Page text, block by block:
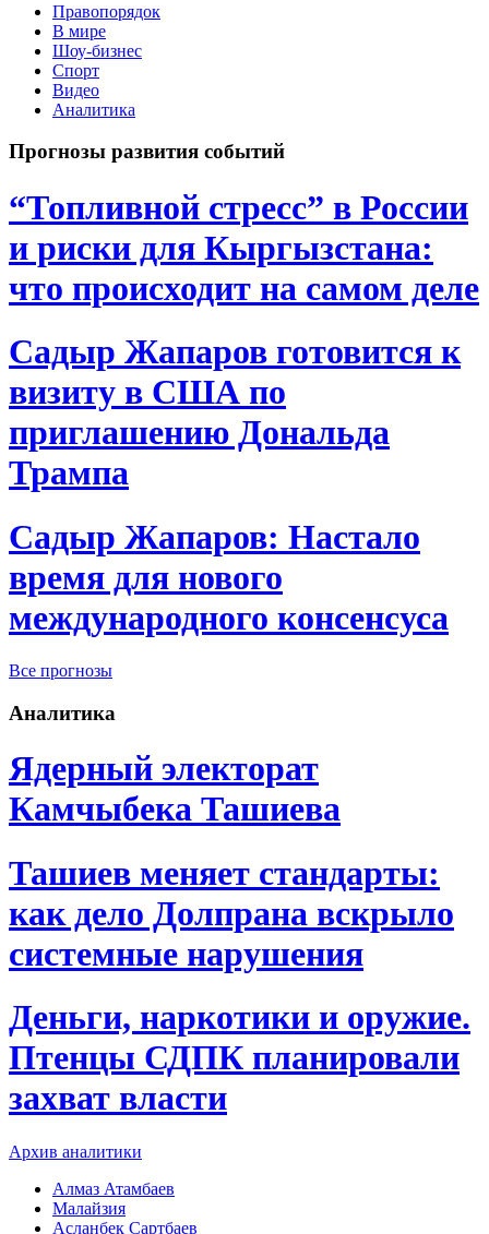
Правопорядок
В мире
Шоу-бизнес
Спорт
Видео
Аналитика
Прогнозы развития событий
“Топливной стресс” в России
и риски для Кыргызстана:
что происходит на самом деле
Садыр Жапаров готовится к
визиту в США по
приглашению Дональда
Трампа
Садыр Жапаров: Настало
время для нового
международного консенсуса
Все прогнозы
Аналитика
Ядерный электорат
Камчыбека Ташиева
Ташиев меняет стандарты:
как дело Долпрана вскрыло
системные нарушения
Деньги, наркотики и оружие.
Птенцы СДПК планировали
захват власти
Архив аналитики
Алмаз Атамбаев
Малайзия
Асланбек Сартбаев